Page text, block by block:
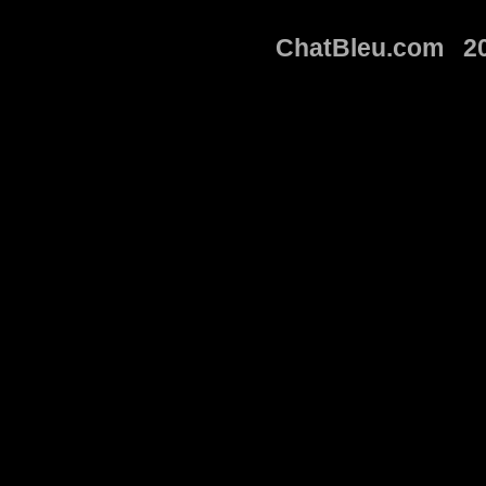
ChatBleu.com